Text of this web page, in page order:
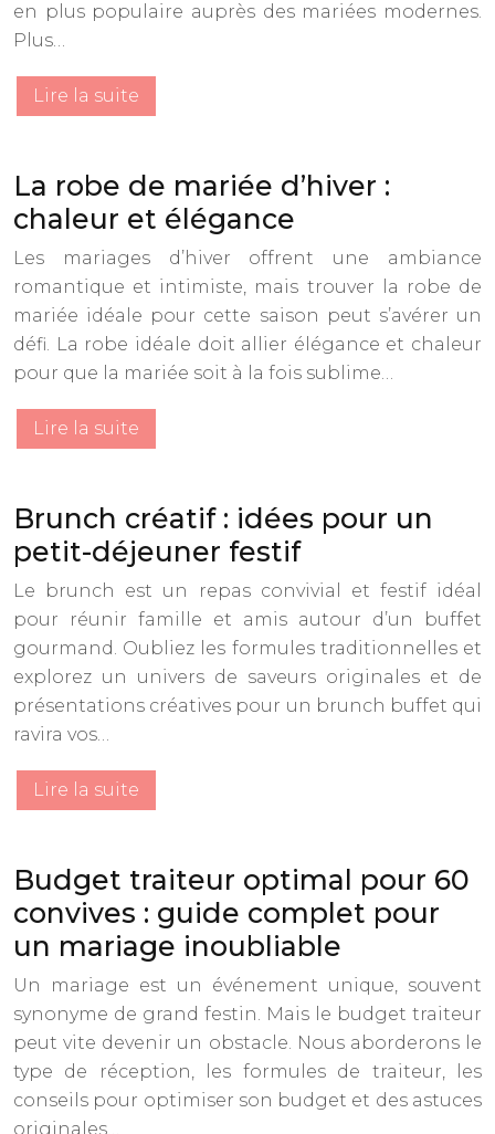
en plus populaire auprès des mariées modernes.
Plus…
Lire la suite
La robe de mariée d’hiver :
chaleur et élégance
Les mariages d’hiver offrent une ambiance
romantique et intimiste, mais trouver la robe de
mariée idéale pour cette saison peut s’avérer un
défi. La robe idéale doit allier élégance et chaleur
pour que la mariée soit à la fois sublime…
Lire la suite
Brunch créatif : idées pour un
petit-déjeuner festif
Le brunch est un repas convivial et festif idéal
pour réunir famille et amis autour d’un buffet
gourmand. Oubliez les formules traditionnelles et
explorez un univers de saveurs originales et de
présentations créatives pour un brunch buffet qui
ravira vos…
Lire la suite
Budget traiteur optimal pour 60
convives : guide complet pour
un mariage inoubliable
Un mariage est un événement unique, souvent
synonyme de grand festin. Mais le budget traiteur
peut vite devenir un obstacle. Nous aborderons le
type de réception, les formules de traiteur, les
conseils pour optimiser son budget et des astuces
originales…